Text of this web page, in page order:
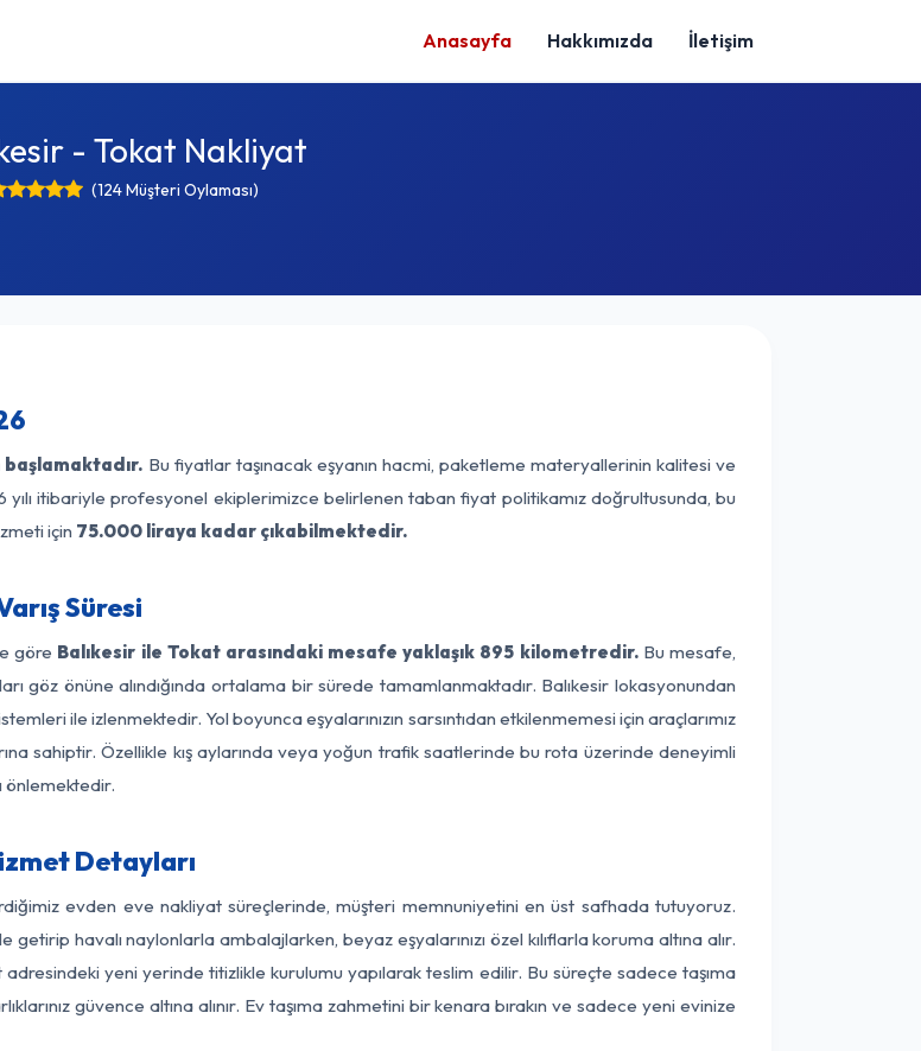
Anasayfa Hakkımızda İletişim
- Tokat Nakliyat
(124 Müşteri Oylaması)
Bu fiyatlar taşınacak eşyanın hacmi, paketleme materyallerinin kalitesi ve
itibariyle profesyonel ekiplerimizce belirlenen taban fiyat politikamız doğrultusunda, bu
için 75.000 liraya kadar çıkabilmektedir.
Süresi
göre Balıkesir ile Tokat arasındaki mesafe yaklaşık 895 kilometredir.Bu mesafe,
göz önüne alındığında ortalama bir sürede tamamlanmaktadır. Balıkesir lokasyonundan
ile izlenmektedir. Yol boyunca eşyalarınızın sarsıntıdan etkilenmemesi için araçlarımız
sahiptir. Özellikle kış aylarında veya yoğun trafik saatlerinde bu rota üzerinde deneyimli
önlemektedir.
Detayları
evden eve nakliyat süreçlerinde, müşteri memnuniyetini en üst safhada tutuyoruz.
havalı naylonlarla ambalajlarken, beyaz eşyalarınızı özel kılıflarla koruma altına alır.
yeni yerinde titizlikle kurulumu yapılarak teslim edilir. Bu süreçte sadece taşıma
güvence altına alınır. Ev taşıma zahmetini bir kenara bırakın ve sadece yeni evinize